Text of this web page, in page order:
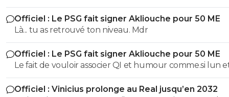
MONDIAL, l'OM est un top Club Français!
Officiel : Le PSG fait signer Akliouche pour 50 ME
Là... tu as retrouvé ton niveau. Mdr
Officiel : Le PSG fait signer Akliouche pour 50 ME
Le fait de vouloir associer QI et humour comme.si lun
lautre etaient intimement liés montre ton inculture...tu
devrais lesavoir puisqu'il t'en manque au moins un des
Officiel : Vinicius prolonge au Real jusqu’en 2032